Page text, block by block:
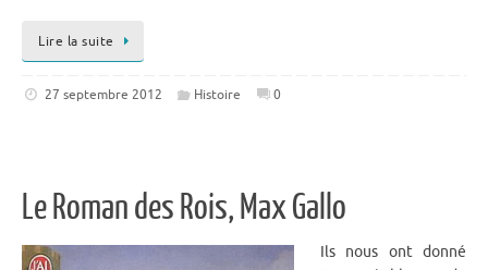
Lire la suite
27 septembre 2012 Histoire 0
Le Roman des Rois, Max Gallo
Ils nous ont donné